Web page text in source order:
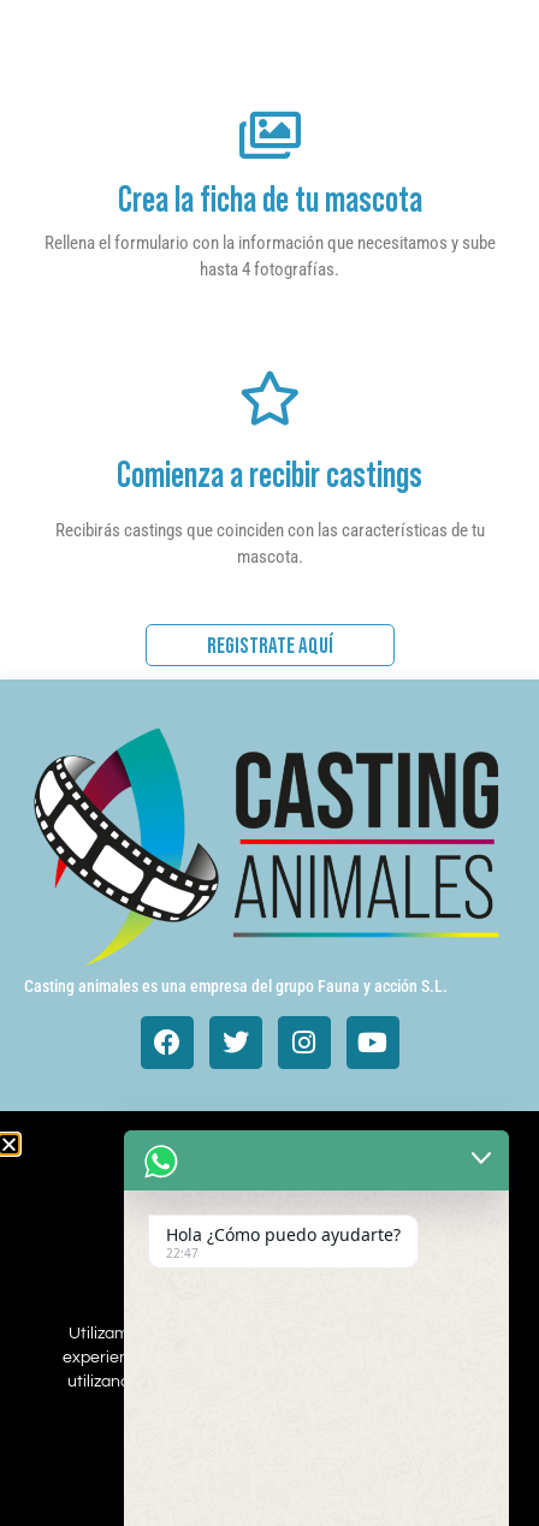
Crea la ficha de tu mascota
Rellena el formulario con la información que necesitamos y sube
hasta 4 fotografías.
Comienza a recibir castings
Recibirás castings que coinciden con las características de tu
mascota.
REGISTRATE AQUÍ
Casting animales es una empresa del grupo Fauna y acción S.L.
Animales de cine y TV
Gatos
Mamímeros Exóticos
Hola ¿Cómo puedo ayudarte?
22:47
Utilizamos cookies para asegurar que damos la mejor
experiencia al usuario en nuestro sitio web. Si continúa
utilizando este sitio asumiremos que está de acuerdo.